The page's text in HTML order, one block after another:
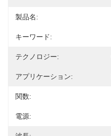
製品名:
キーワード:
テクノロジー:
アプリケーション:
関数:
電源: